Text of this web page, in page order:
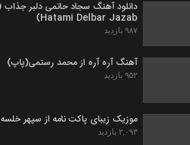
Hatami Delbar Jazab)
۹۸۷ بازدید
آهنگ آره آره از محمد رستمی(پاپ)
۹۵۲ بازدید
موزیک زیبای پاکت نامه از سپهر خلسه
۲,۰۹۳ بازدید